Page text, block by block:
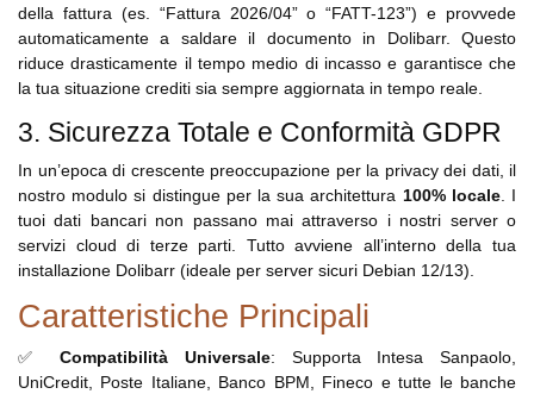
della fattura (es. “Fattura 2026/04” o “FATT-123”) e provvede
automaticamente a saldare il documento in Dolibarr. Questo
riduce drasticamente il tempo medio di incasso e garantisce che
la tua situazione crediti sia sempre aggiornata in tempo reale.
3. Sicurezza Totale e Conformità GDPR
In un’epoca di crescente preoccupazione per la privacy dei dati, il
nostro modulo si distingue per la sua architettura 100% locale. I
tuoi dati bancari non passano mai attraverso i nostri server o
servizi cloud di terze parti. Tutto avviene all’interno della tua
installazione Dolibarr (ideale per server sicuri Debian 12/13).
Caratteristiche Principali
✅Compatibilità Universale: Supporta Intesa Sanpaolo,
UniCredit, Poste Italiane, Banco BPM, Fineco e tutte le banche